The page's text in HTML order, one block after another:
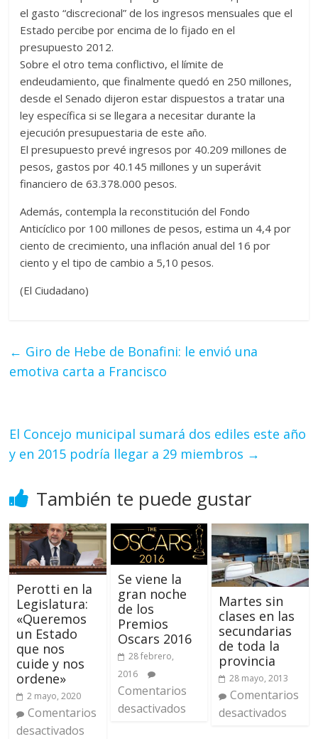
el gasto “discrecional” de los ingresos mensuales que el
Estado percibe por encima de lo fijado en el
presupuesto 2012.
Sobre el otro tema conflictivo, el límite de
endeudamiento, que finalmente quedó en 250 millones,
desde el Senado dijeron estar dispuestos a tratar una
ley específica si se llegara a necesitar durante la
ejecución presupuestaria de este año.
El presupuesto prevé ingresos por 40.209 millones de
pesos, gastos por 40.145 millones y un superávit
financiero de 63.378.000 pesos.
Además, contempla la reconstitución del Fondo
Anticíclico por 100 millones de pesos, estima un 4,4 por
ciento de crecimiento, una inflación anual del 16 por
ciento y el tipo de cambio a 5,10 pesos.
(El Ciudadano)
← Giro de Hebe de Bonafini: le envió una
emotiva carta a Francisco
El Concejo municipal sumará dos ediles este año
y en 2015 podría llegar a 29 miembros →
También te puede gustar
Perotti en la
Legislatura:
«Queremos
un Estado
que nos
cuide y nos
ordene»
2 mayo, 2020
Comentarios
desactivados
Se viene la
gran noche
de los
Premios
Oscars 2016
28 febrero,
2016
Comentarios
desactivados
Martes sin
clases en las
secundarias
de toda la
provincia
28 mayo, 2013
Comentarios
desactivados